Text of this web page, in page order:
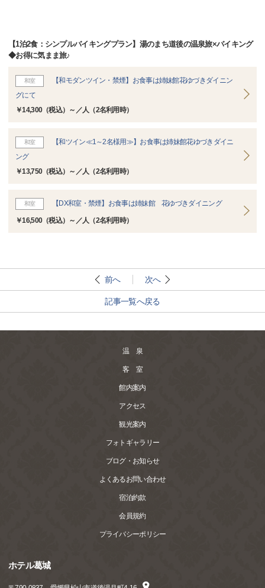
【1泊2食：シンプルバイキングプラン】湯のまち道後の温泉旅×バイキング
◆お得に気まま旅♪
和室
【和モダンツイン・禁煙】お食事は姉妹館花ゆづきダイニン
グにて
￥14,300（税込）～／人（2名利用時）
和室
【和ツイン≪1～2名様用≫】お食事は姉妹館花ゆづきダイニ
ング
￥13,750（税込）～／人（2名利用時）
和室 【DX和室・禁煙】お食事は姉妹館 花ゆづきダイニング
￥16,500（税込）～／人（2名利用時）
前へ 次へ
記事一覧へ戻る
温 泉
客 室
館内案内
アクセス
観光案内
フォトギャラリー
ブログ・お知らせ
よくあるお問い合わせ
宿泊約款
会員規約
プライバシーポリシー
ホテル葛城